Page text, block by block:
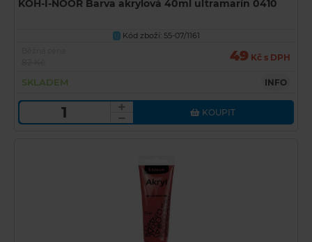
KOH-I-NOOR Barva akrylová 40ml ultramarín 0410
U Kód zboží: 55-07/1161
49 Kč s DPH
SKLADEM INFO
KOUPIT